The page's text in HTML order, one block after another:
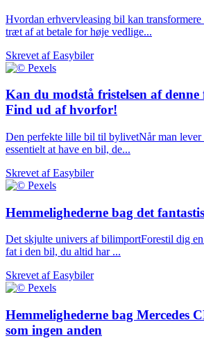
Hvordan erhvervleasing bil kan
træt af at betale for høje vedlige...
Skrevet afEasybiler
Kan du modstå fristelsen af denne
Find ud af hvorfor!
Den perfekte lille bil til bylivetNår man lever
essentielt at have en bil, de...
Skrevet afEasybiler
Hemmelighederne bag det
Det skjulte univers af bilimportForestil dig
fat i den bil, du altid har ...
Skrevet afEasybiler
Hemmelighederne bag Mercedes
som ingen anden